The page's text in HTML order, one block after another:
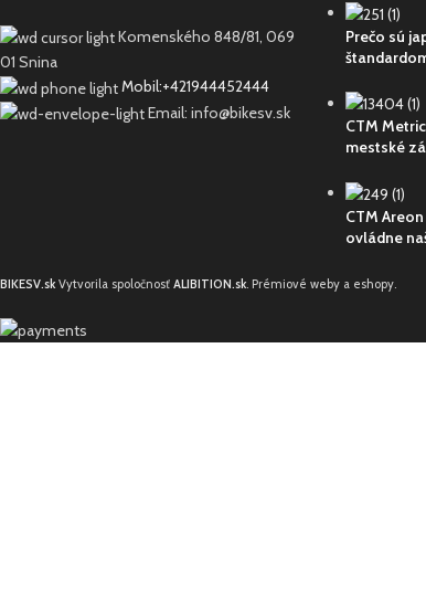
Komenského 848/81, 069
01 Snina
Mobil:+421944452444
Email: info@bikesv.sk
Prečo sú
CTM
mestské
CTM
ovládne
BIKESV.sk Vytvorila spoločnosť ALIBITION.sk . Prémiové weby a eshopy.